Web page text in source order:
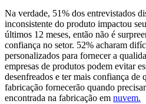
Na verdade, 51% dos entrevistados
inconsistente do produto impactou
últimos 12 meses, então não é
confiança no setor. 52% acharam
personalizados para fornecer a
empresas de produtos podem evitar
desenfreados e ter mais confiança de
fabricação fornecerão quando
encontrada na fabricação em nuvem.